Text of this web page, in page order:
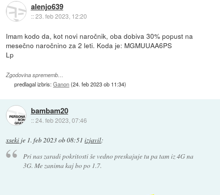
alenjo639
::23. feb 2023, 12:20
Imam kodo da, kot novi naročnik, oba dobiva 30% popust na
mesečno naročnino za 2 leti. Koda je: MGMUUAA6PS
Lp
Zgodovina sprememb…
predlagal izbris:Ganon(24. feb 2023 ob 11:34)
bambam20
::24. feb 2023, 07:46
xseki je 1. feb 2023 ob 08:51 izjavil:
Pri nas zaradi pokritosti še vedno preskajuje tu pa tam iz 4G na
3G. Me zanima kaj bo po 1.7.